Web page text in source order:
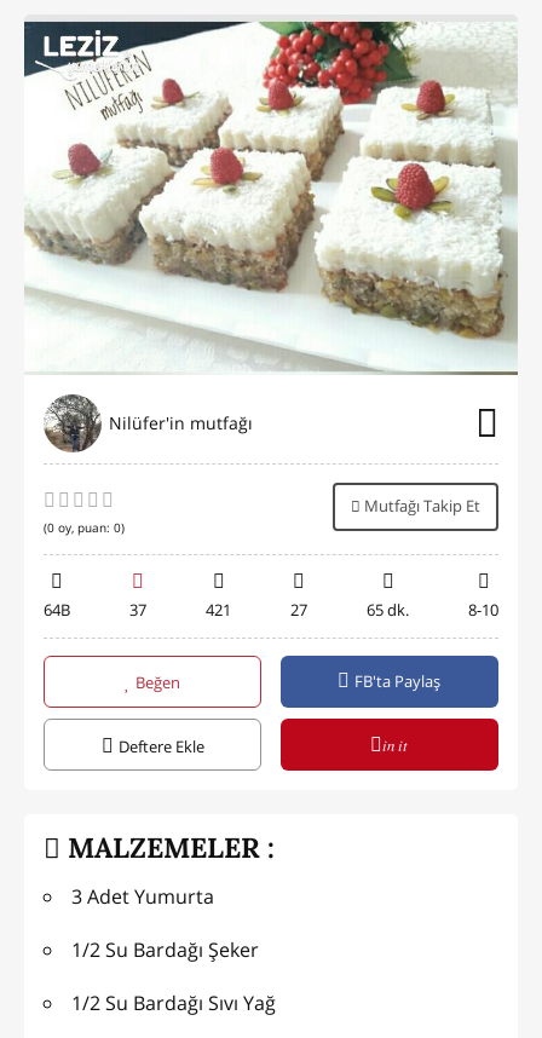
Nilüfer'in mutfağı
(0 oy, puan: 0)
Mutfağı Takip Et
64B 37 421 27 65 dk. 8-10
Beğen FB'ta Paylaş
Deftere Ekle in it
MALZEMELER :
3 Adet Yumurta
1/2 Su Bardağı Şeker
1/2 Su Bardağı Sıvı Yağ